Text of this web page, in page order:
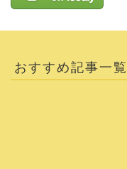
おすすめ記事一覧